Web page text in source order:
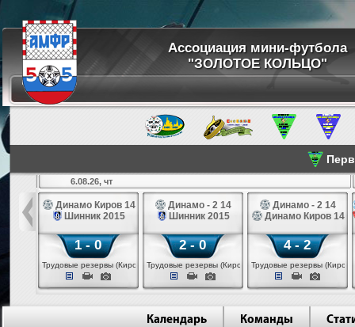
Ассоциация мини-футбола
"ЗОЛОТОЕ КОЛЬЦО"
14
6.08.26, чт
Динамо Киров 14
Шинник 2015
1 - 0
Трудовые резервы (Киров)
Динамо - 2 14
Шинник 2015
2 - 0
Трудовые резервы (Киров)
Динамо - 2 14
Динамо Киров 14
4 - 2
Трудовые резервы (Киров)
Календарь Команды